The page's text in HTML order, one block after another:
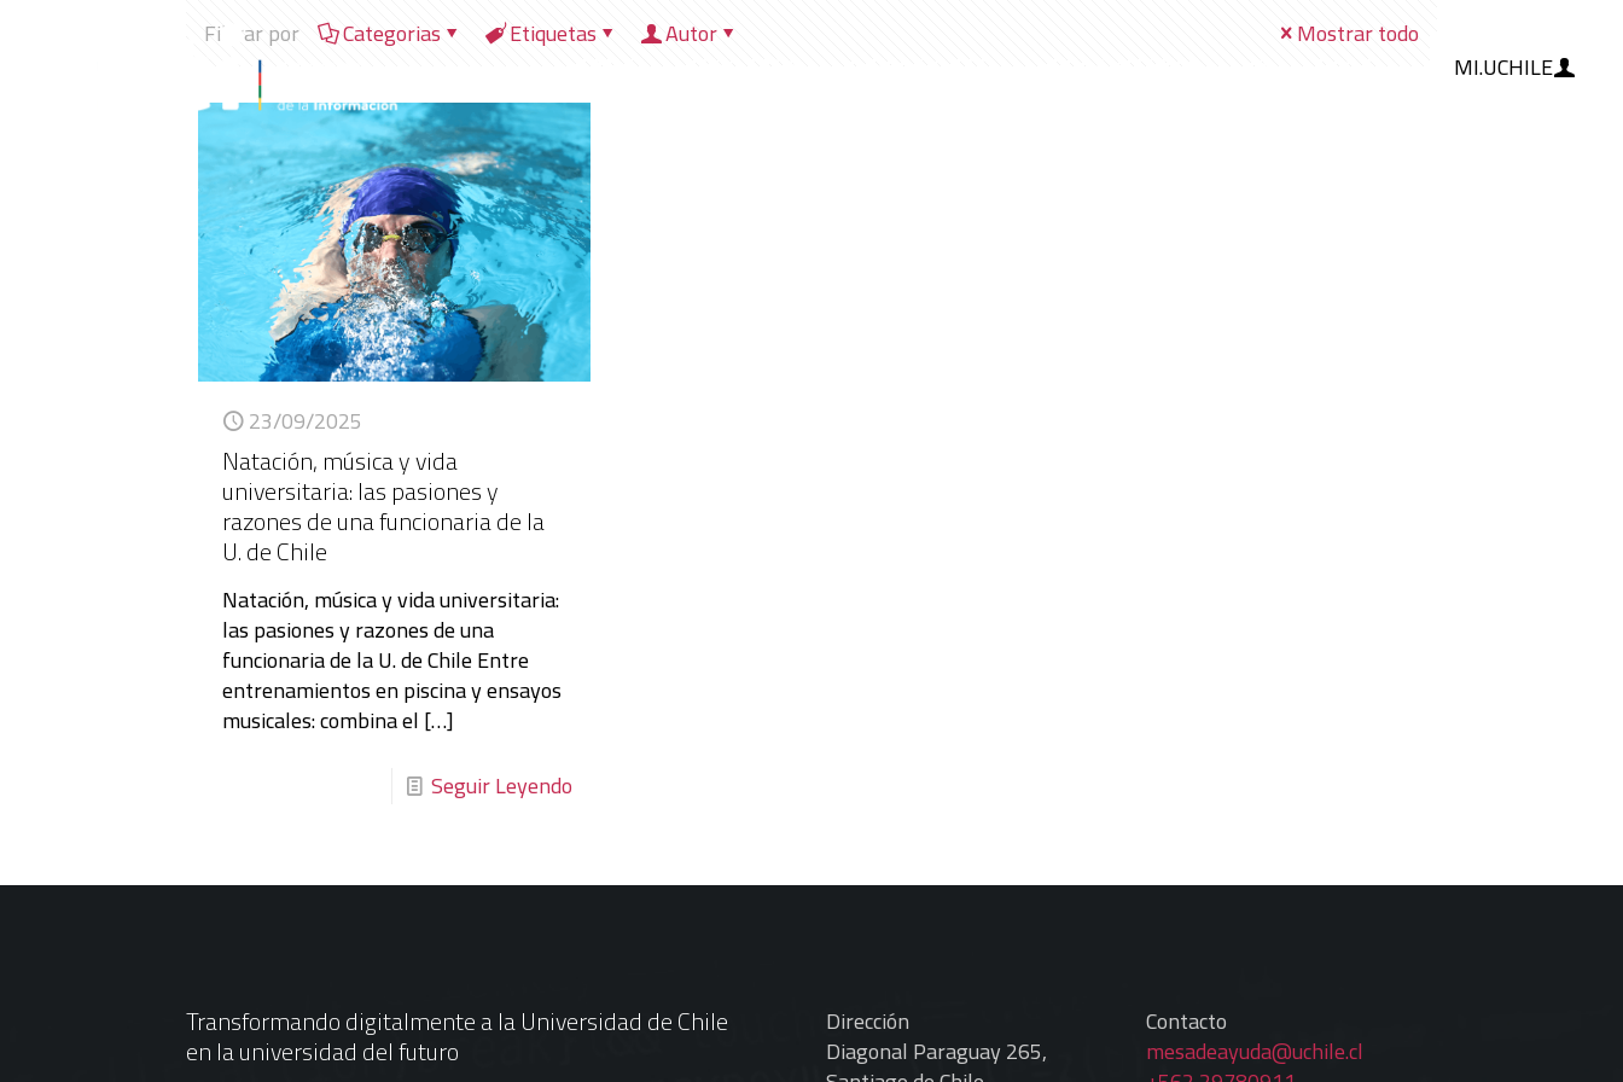
MI.UCHILE
Filtrar por Categorias Etiquetas Autor Mostrar todo
23/09/2025
Natación, música y vida
universitaria: las pasiones y
razones de una funcionaria de la
U. de Chile
Natación, música y vida universitaria:
las pasiones y razones de una
funcionaria de la U. de Chile Entre
entrenamientos en piscina y ensayos
musicales: combina el[…]
Seguir Leyendo
Transformando digitalmente a la Universidad de Chile
en la universidad del futuro
Dirección
Diagonal Paraguay 265,
Contacto
mesadeayuda@uchile.cl